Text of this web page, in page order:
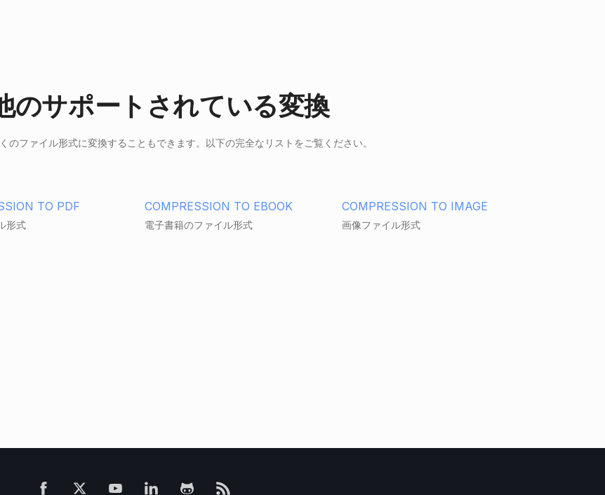
のサポートされている変換
ファイル形式に変換することもできます。以下の完全なリストをご覧ください。
TO PDF
形式
COMPRESSION TO EBOOK
電子書籍のファイル形式
COMPRESSION TO IMAGE
画像ファイル形式